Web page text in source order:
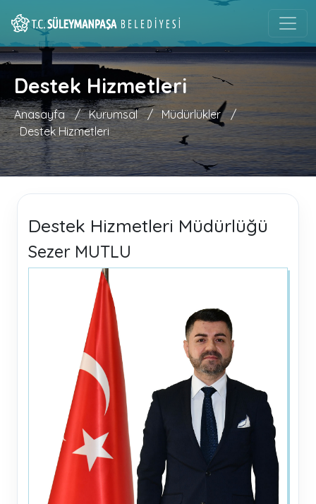
Destek Hizmetleri
Anasayfa / Kurumsal / Müdürlükler /
Destek Hizmetleri
Destek Hizmetleri Müdürlüğü
Sezer MUTLU